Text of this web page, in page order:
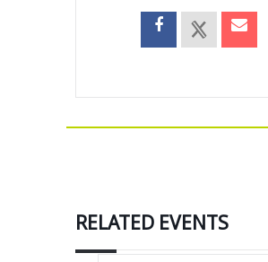
RELATED EVENTS